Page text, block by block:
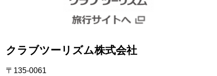
クラブツーリズム株式会社
〒135-0061